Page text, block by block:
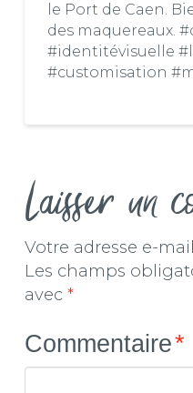
le Port de Caen.
des maquereaux.
#identitévisuelle
#customisation
Laisser un
Votre adresse e-
Les champs
avec *
Commentaire*